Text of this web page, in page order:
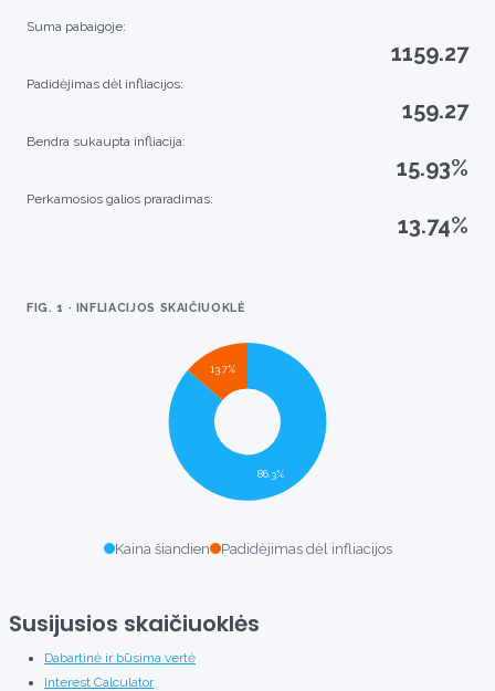
Suma pabaigoje:
1159.27
Padidėjimas dėl infliacijos:
159.27
Bendra sukaupta infliacija:
15.93%
Perkamosios galios praradimas:
13.74%
FIG. 1 · INFLIACIJOS SKAIČIUOKLĖ
Kaina šiandien Padidėjimas dėl infliacijos
Susijusios skaičiuoklės
Dabartinė ir būsima vertė
Interest Calculator